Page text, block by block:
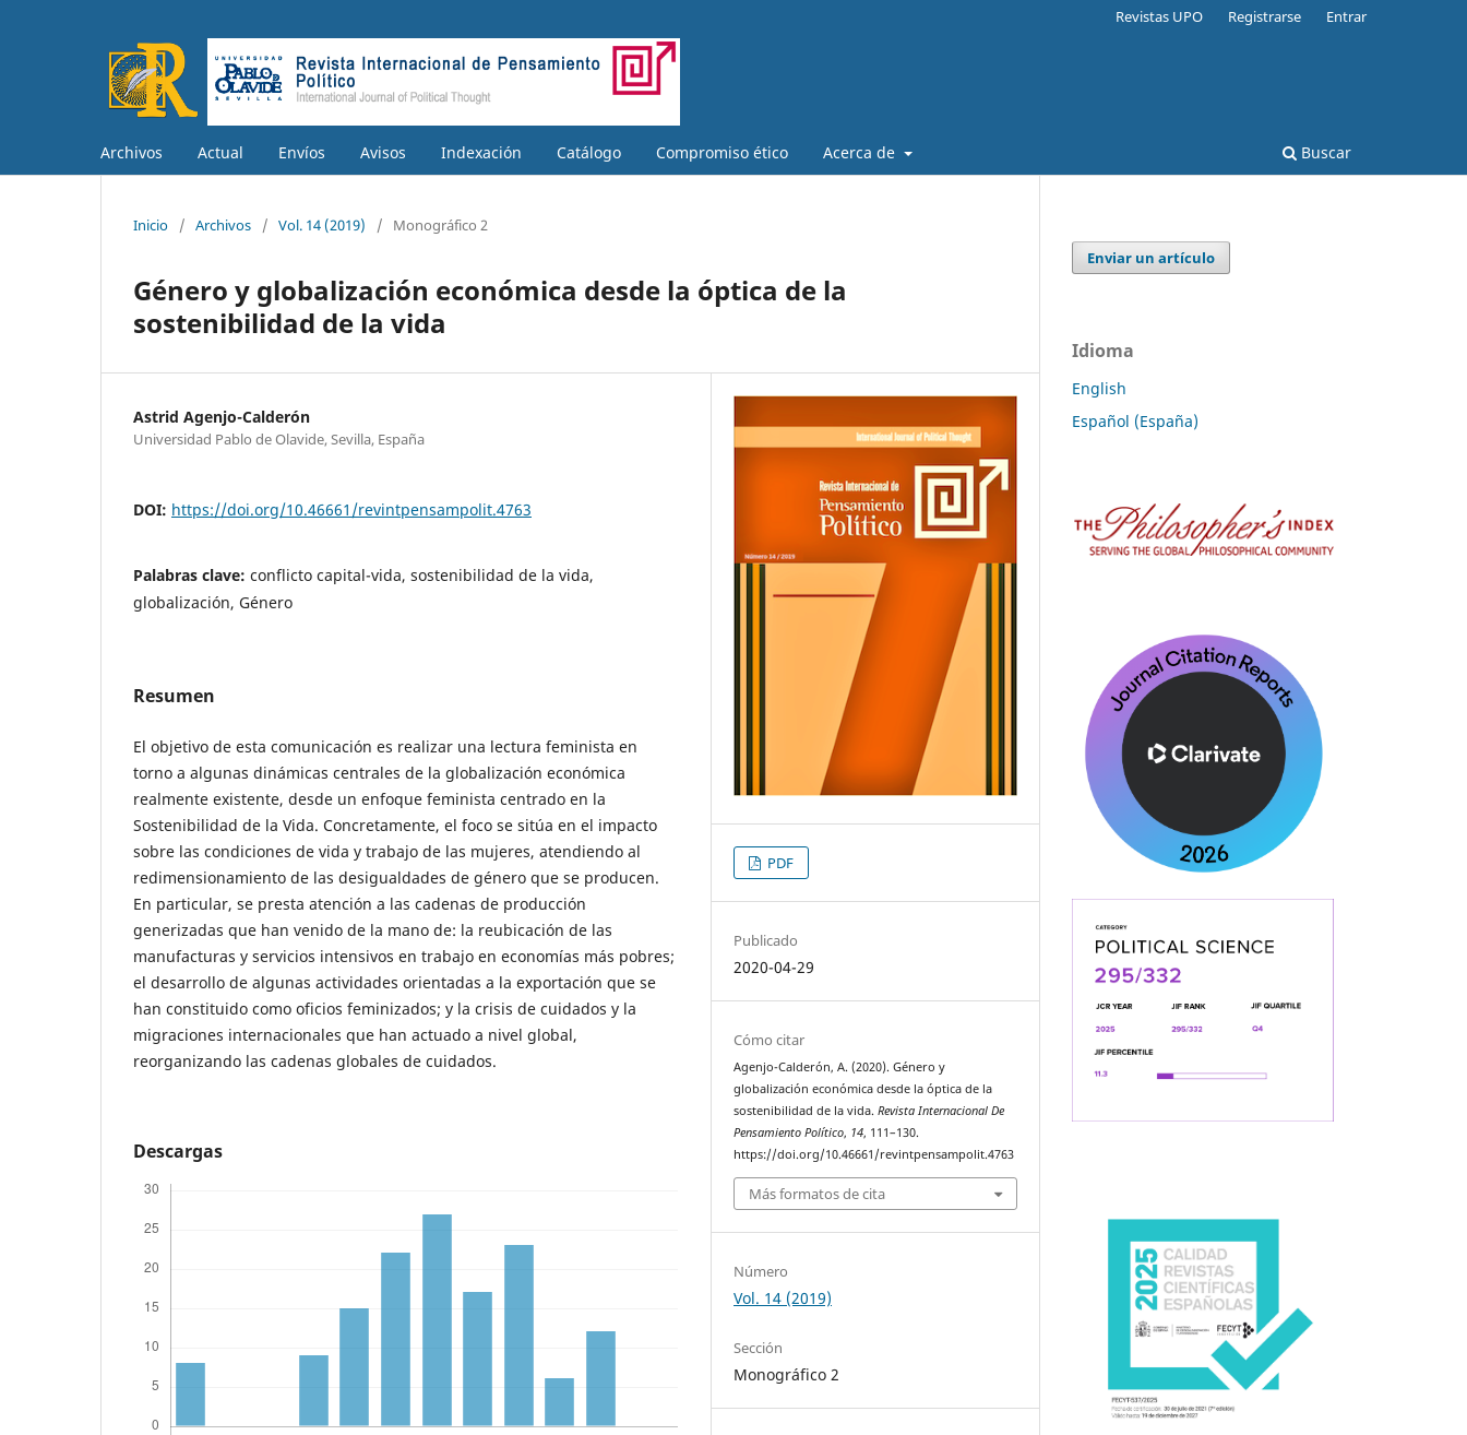
Archivos Actual Envíos Avisos Indexación Catálogo Compromiso ético Acerca de Buscar
Revistas UPO Registrarse Entrar
Inicio / Archivos / Vol. 14 (2019) / Monográfico 2
Género y globalización económica desde la óptica de la
sostenibilidad de la vida
Astrid Agenjo-Calderón
Universidad Pablo de Olavide, Sevilla, España
DOI: https://doi.org/10.46661/revintpensampolit.4763
Palabras clave: conflicto capital-vida, sostenibilidad de la vida,
globalización, Género
Resumen
El objetivo de esta comunicación es realizar una lectura feminista en
torno a algunas dinámicas centrales de la globalización económica
realmente existente, desde un enfoque feminista centrado en la
Sostenibilidad de la Vida. Concretamente, el foco se sitúa en el impacto
sobre las condiciones de vida y trabajo de las mujeres, atendiendo al
redimensionamiento de las desigualdades de género que se producen.
En particular, se presta atención a las cadenas de producción
generizadas que han venido de la mano de: la reubicación de las
manufacturas y servicios intensivos en trabajo en economías más pobres;
el desarrollo de algunas actividades orientadas a la exportación que se
han constituido como oficios feminizados; y la crisis de cuidados y la
migraciones internacionales que han actuado a nivel global,
reorganizando las cadenas globales de cuidados.
Descargas
PDF
Publicado
2020-04-29
Cómo citar
Agenjo-Calderón, A. (2020). Género y
globalización económica desde la óptica de la
sostenibilidad de la vida.Revista Internacional De
Pensamiento Político, 14, 111–130.
https://doi.org/10.46661/revintpensampolit.4763
Más formatos de cita
Número
Vol. 14 (2019)
Sección
Monográfico 2
Enviar un artículo
Idioma
English
Español (España)